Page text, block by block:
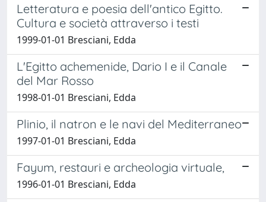
Letteratura e poesia dell'antico Egitto.
Cultura e società attraverso i testi
1999-01-01 Bresciani, Edda
L'Egitto achemenide, Dario I e il Canale
del Mar Rosso
1998-01-01 Bresciani, Edda
Plinio, il natron e le navi del Mediterraneo
1997-01-01 Bresciani, Edda
Fayum, restauri e archeologia virtuale,
1996-01-01 Bresciani, Edda